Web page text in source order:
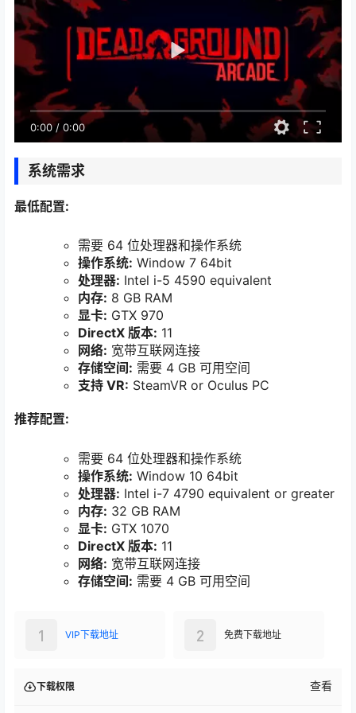
0:00/ 0:00
系统需求
最低配置:
需要 64 位处理器和操作系统
操作系统: Window 7 64bit
处理器: Intel i-5 4590 equivalent
内存: 8 GB RAM
显卡: GTX 970
DirectX 版本: 11
网络: 宽带互联网连接
存储空间: 需要 4 GB 可用空间
支持 VR: SteamVR or Oculus PC
推荐配置:
需要 64 位处理器和操作系统
操作系统: Window 10 64bit
处理器: Intel i-7 4790 equivalent or greater
内存: 32 GB RAM
显卡: GTX 1070
DirectX 版本: 11
网络: 宽带互联网连接
存储空间: 需要 4 GB 可用空间
VIP下载地址
1 免费下载地址
2
下载权限 查看